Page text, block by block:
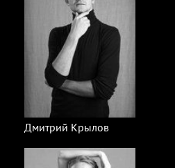
Дмитрий Крылов